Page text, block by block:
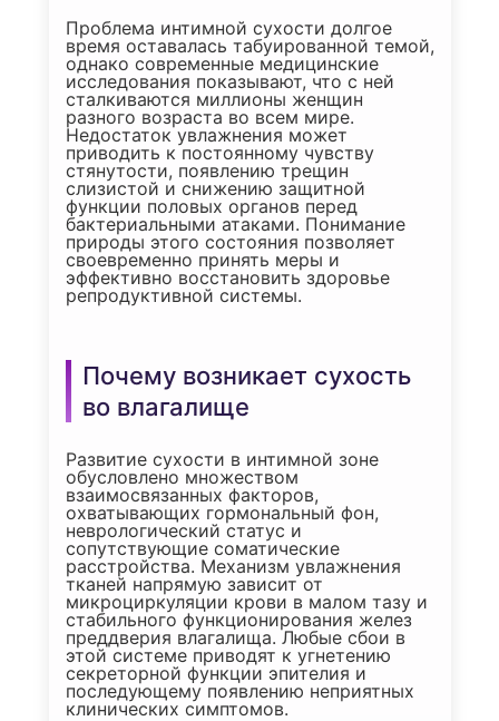
Проблема интимной сухости долгое
время оставалась табуированной темой,
однако современные медицинские
исследования показывают, что с ней
сталкиваются миллионы женщин
разного возраста во всем мире.
Недостаток увлажнения может
приводить к постоянному чувству
стянутости, появлению трещин
слизистой и снижению защитной
функции половых органов перед
бактериальными атаками. Понимание
природы этого состояния позволяет
своевременно принять меры и
эффективно восстановить здоровье
репродуктивной системы.
Почему возникает сухость
во влагалище
Развитие сухости в интимной зоне
обусловлено множеством
взаимосвязанных факторов,
охватывающих гормональный фон,
неврологический статус и
сопутствующие соматические
расстройства. Механизм увлажнения
тканей напрямую зависит от
микроциркуляции крови в малом тазу и
стабильного функционирования желез
преддверия влагалища. Любые сбои в
этой системе приводят к угнетению
секреторной функции эпителия и
последующему появлению неприятных
клинических симптомов.